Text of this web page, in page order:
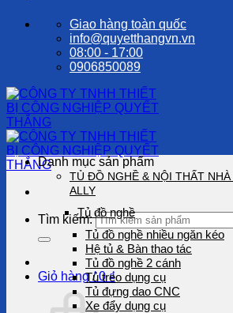
Giao hàng toàn quốc
info@quyetthangvn.vn
08:00 - 17:00
0906850089
Tìm kiếm:
Giỏ hàng /0₫
Danh mục sản phẩm
TỦ ĐỒ NGHỀ & NỘI THẤT
ALLY
Tủ đồ nghề
Tủ đồ nghề nhiều ngăn kéo
Hệ tủ & Bàn thao tác
Tủ đồ nghề 2 cánh
Tủ treo dụng cụ
Tủ đựng dao CNC
Xe đẩy dụng cụ